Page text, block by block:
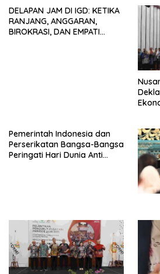
Mancanegara”.
DELAPAN JAM DI IGD: KETIKA
RANJANG, ANGGARAN,
BIROKRASI, DAN EMPATI
Pemerintah Indonesia dan
Perserikatan Bangsa-Bangsa
Peringati Hari Dunia Anti